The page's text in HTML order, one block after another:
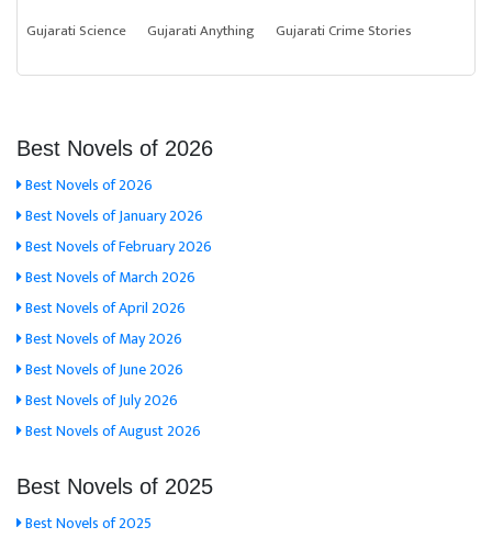
Gujarati Science
Gujarati Anything Gujarati Crime Stories
Best Novels of 2026
Best Novels of 2026
Best Novels of January 2026
Best Novels of February 2026
Best Novels of March 2026
Best Novels of April 2026
Best Novels of May 2026
Best Novels of June 2026
Best Novels of July 2026
Best Novels of August 2026
Best Novels of 2025
Best Novels of 2025